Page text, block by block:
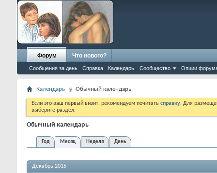
Форум
Сообщения за день Справка Календарь Сообщество Опции
Что нового?
Календарь Обычный календарь
Если это ваш первый визит, рекомендуем почитать справку. Для
выберите раздел.
Обычный календарь
Год Месяц Неделя День
Декабрь 2015